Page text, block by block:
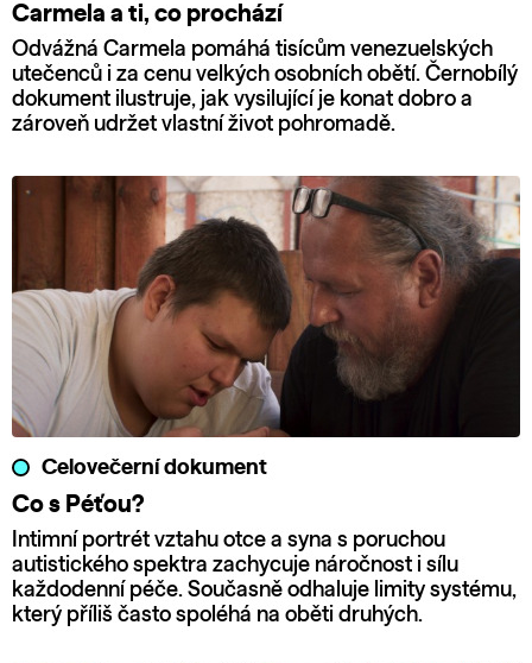
Carmela a ti, co prochází
Odvážná Carmela pomáhá tisícům venezuelských
utečenců i za cenu velkých osobních obětí. Černobílý
dokument ilustruje, jak vysilující je konat dobro a
zároveň udržet vlastní život pohromadě.
Celovečerní dokument
Co s Péťou?
Intimní portrét vztahu otce a syna s poruchou
autistického spektra zachycuje náročnost i sílu
každodenní péče. Současně odhaluje limity systému,
který příliš často spoléhá na oběti druhých.